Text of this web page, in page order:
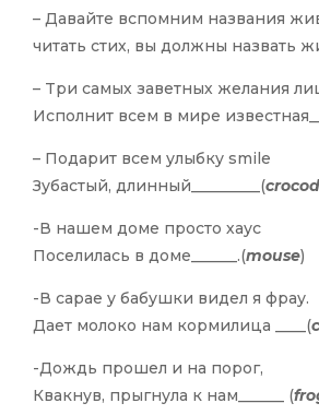
– Давайте вспомним названия
читать стих, вы должны назвать
– Tри самых заветных желания
Исполнит всем в мире
– Подарит всем улыбку smile
Зубастый, длинный_________(
-В нашем доме просто хаус
Поселилась в доме______.(mouse)
-В сарае у бабушки видел я фрау.
Дает молоко нам кормилица ____(
-Дождь прошел и на порог,
Квакнув, прыгнула к нам______ (